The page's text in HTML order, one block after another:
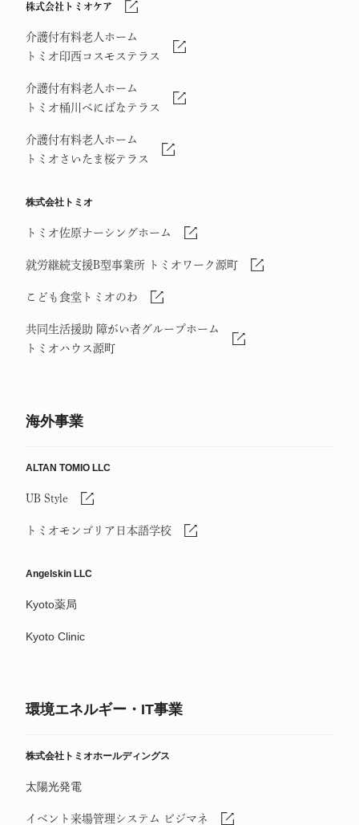
株式会社トミオケア
介護付有料老人ホーム
トミオ印西コスモステラス
介護付有料老人ホーム
トミオ桶川べにばなテラス
介護付有料老人ホーム
トミオさいたま桜テラス
株式会社トミオ
トミオ佐原ナーシングホーム
就労継続支援B型事業所 トミオワーク源町
こども食堂トミオのわ
共同生活援助 障がい者グループホーム
トミオハウス源町
海外事業
ALTAN TOMIO LLC
UB Style
トミオモンゴリア日本語学校
Angelskin LLC
Kyoto薬局
Kyoto Clinic
環境エネルギー・IT事業
株式会社トミオホールディングス
太陽光発電
イベント来場管理システム ビジマネ